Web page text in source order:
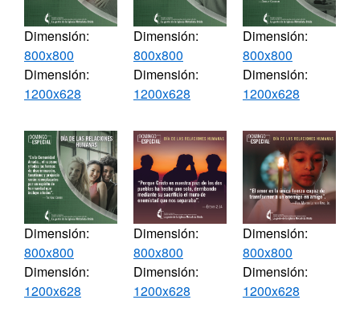
Dimensión:
800x800
Dimensión:
1200x628
Dimensión:
800x800
Dimensión:
1200x628
Dimensión:
800x800
Dimensión:
1200x628
Dimensión:
800x800
Dimensión:
1200x628
Dimensión:
800x800
Dimensión:
1200x628
Dimensión:
800x800
Dimensión:
1200x628